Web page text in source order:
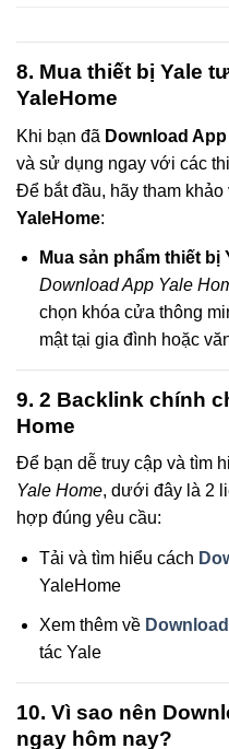
8. Mua thiết bị Yale
YaleHome
Khi bạn đã Download
và sử dụng ngay với các
Để bắt đầu, hãy tham
YaleHome:
Mua sản phẩm thiết bị
Download App Yale
chọn khóa cửa thông
mật tại gia đình hoặc
9. 2 Backlink chính
Home
Để bạn dễ truy cập và tìm
Yale Home, dưới đây là 2
hợp đúng yêu cầu:
Tải và tìm hiểu cách
YaleHome
Xem thêm về
tác Yale
10. Vì sao nên
ngay hôm nay?